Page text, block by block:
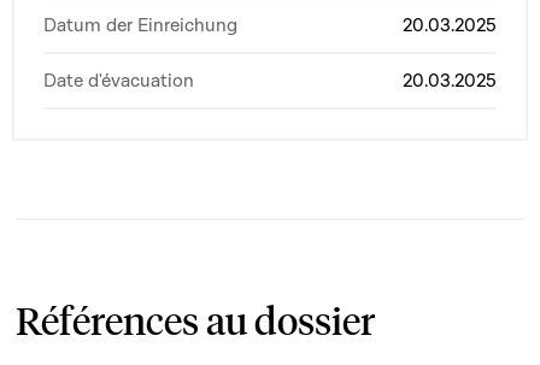
Datum der Einreichung 20.03.2025
Date d'évacuation 20.03.2025
Références au dossier